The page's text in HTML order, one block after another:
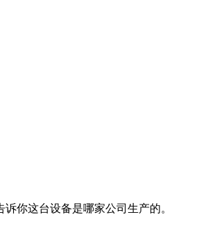
你这台设备是哪家公司生产的。